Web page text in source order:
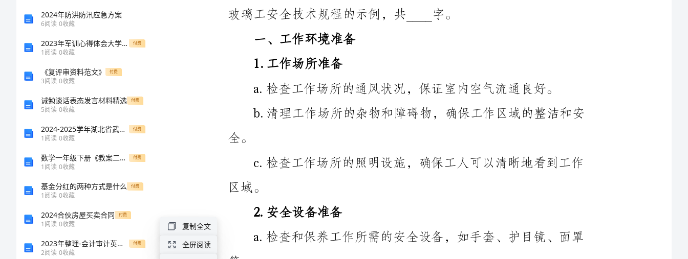
2024年防洪防汛应急方案
6阅读 0收藏
2023年军训心得体会大学生文章 付费
1阅读 0收藏
《复评审资料范文》 付费
3阅读 0收藏
诫勉谈话表态发言材料精选 付费
5阅读 0收藏
2024-2025学年湖北省武汉市青山区七年级上学期1月期末数学统考模拟试题含解析 付费
1阅读 0收藏
数学一年级下册《教案二》自我评估练习题 付费
1阅读 0收藏
基金分红的两种方式是什么 付费
1阅读 0收藏
2024合伙房屋买卖合同 付费
1阅读 0收藏
2023年整理-会计审计英语词汇大全 付费
2阅读 0收藏
c.检查和保养涂漆设备，如喷枪、罩头、滤网等。
1.工作场所准备
c.检查工作场所的照明设施，确保工人可以清晰地看到工作
复制全文
全屏阅读